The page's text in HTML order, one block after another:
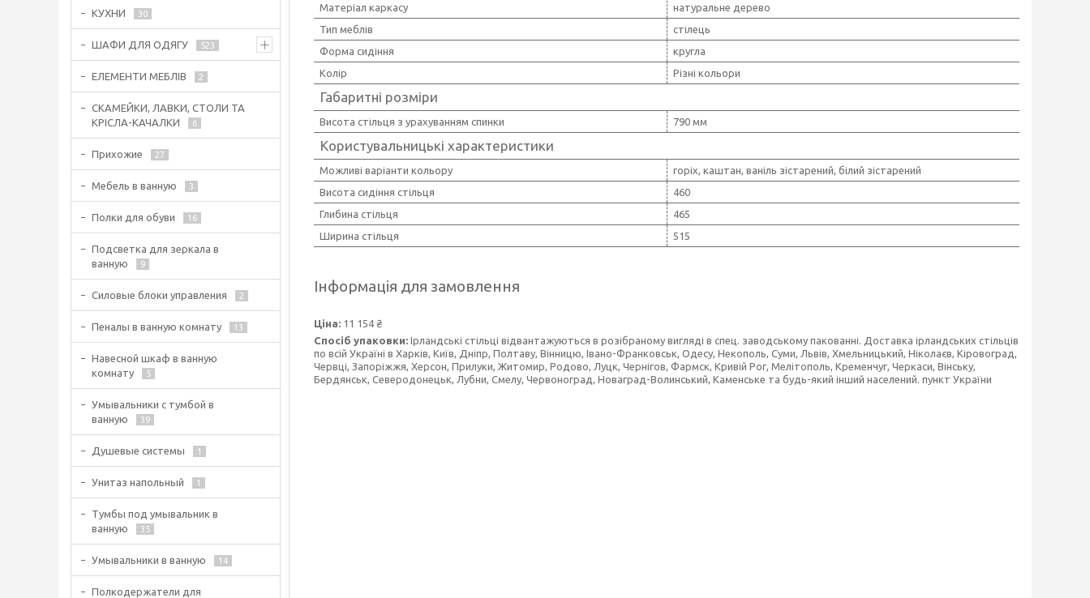
Матеріал каркасу
натуральне дерево
Тип меблів
стілець
Форма сидіння
кругла
Колір
Різні кольори
Габаритні розміри
Висота стільця з урахуванням спинки 790 мм
Користувальницькі характеристики
Можливі варіанти кольору
горіх, каштан, ваніль зістарений, білий зістарений
Висота сидіння стільця
460
Глибина стільця
465
Ширина стільця
515
Інформація для замовлення
Ціна: 11 154 ₴
Спосіб упаковки: Ірландські стільці відвантажуються в розібраному вигляді в спец. заводському пакованні. Доставка ірландських стільців
по всій Україні в Харків, Київ, Дніпр, Полтаву, Вінницю, Івано-Франковськ, Одесу, Некополь, Суми, Львів, Хмельницький, Ніколаєв, Кіровоград,
Червці, Запоріжжя, Херсон, Прилуки, Житомир, Родово, Луцк, Чернігов, Фармск, Кривій Рог, Мелітополь, Кременчуг, Черкаси, Вінську,
Бердянськ, Северодонецьк, Лубни, Смелу, Червоноград, Новаград-Волинський, Каменське та будь-який інший населений. пункт України
КУХНИ 30
ШАФИ ДЛЯ ОДЯГУ 523
ЕЛЕМЕНТИ МЕБЛІВ 2
СКАМЕЙКИ, ЛАВКИ, СТОЛИ ТА
КРІСЛА-КАЧАЛКИ
6
Прихожие 27
Мебель в ванную 3
Полки для обуви 16
Подсветка для зеркала в
ванную
9
Силовые блоки управления 2
Пеналы в ванную комнату 13
Навесной шкаф в ванную
комнату
5
Умывальники с тумбой в
ванную
39
Душевые системы 1
Унитаз напольный 1
Тумбы под умывальник в
ванную
35
Умывальники в ванную 14
Полкодержатели для